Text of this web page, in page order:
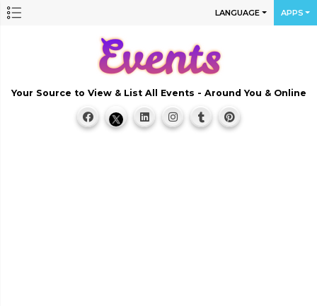
LANGUAGE APPS
Your Source to View & List All Events - Around You & Online